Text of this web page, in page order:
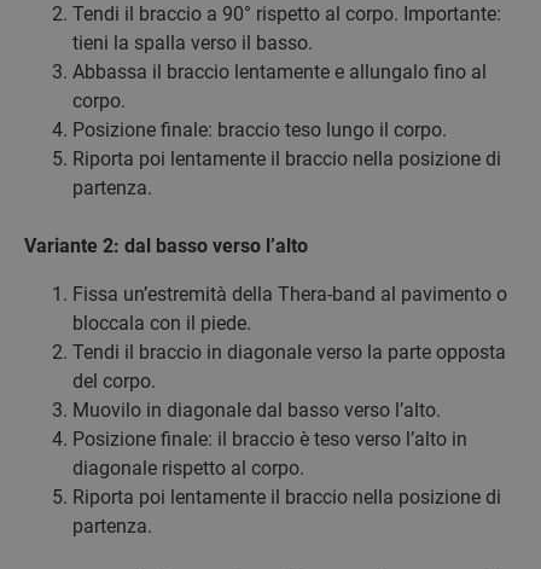
Tendi il braccio a 90° rispetto al corpo. Importante:
tieni la spalla verso il basso.
Abbassa il braccio lentamente e allungalo fino al
corpo.
Posizione finale: braccio teso lungo il corpo.
Riporta poi lentamente il braccio nella posizione di
partenza.
Variante 2: dal basso verso l’alto
Fissa un’estremità della Thera-band al pavimento o
bloccala con il piede.
Tendi il braccio in diagonale verso la parte opposta
del corpo.
Muovilo in diagonale dal basso verso l’alto.
Posizione finale: il braccio è teso verso l’alto in
diagonale rispetto al corpo.
Riporta poi lentamente il braccio nella posizione di
partenza.